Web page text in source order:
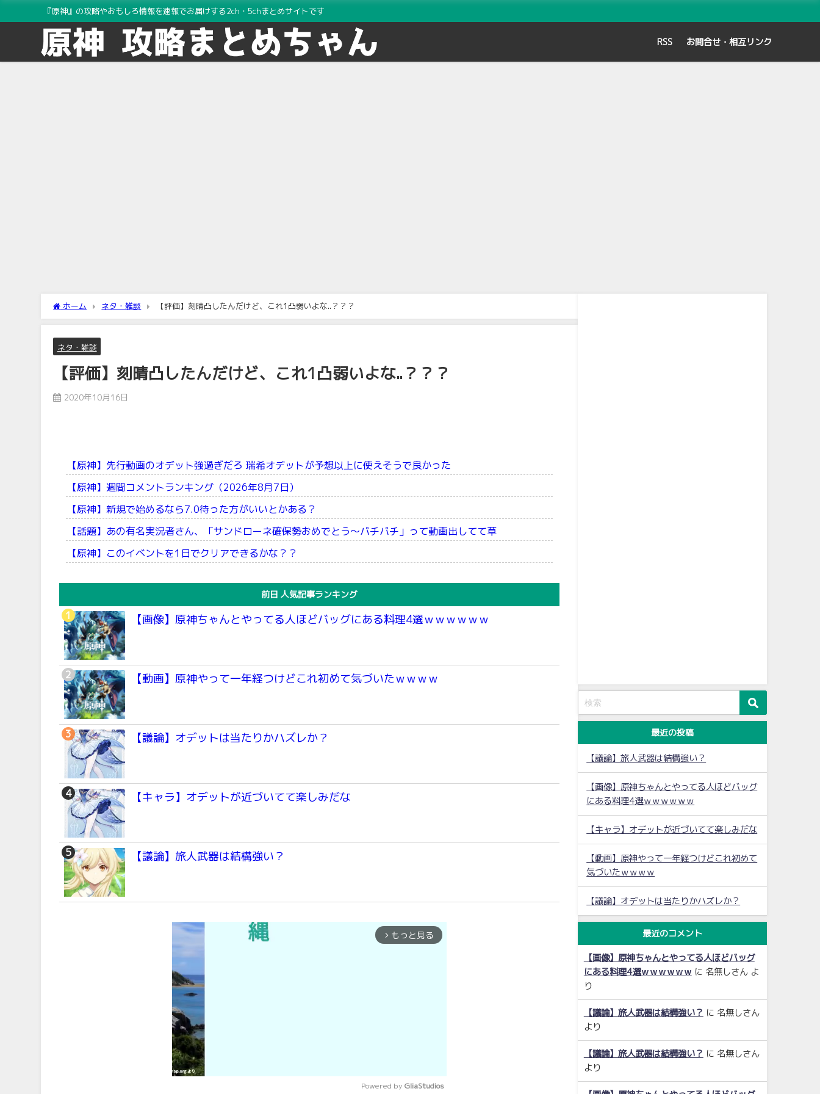
『原神』の攻略やおもしろ情報を速報でお届けする2ch・5chまとめサイトです
RSS お問合せ・相互リンク
ホーム ネタ・雑談 【評価】刻晴凸したんだけど、これ1凸弱いよな..？？？
ネタ・雑談
【評価】刻晴凸したんだけど、これ1凸弱いよな..？？？
2020年10月16日
【原神】先行動画のオデット強過ぎだろ 瑞希オデットが予想以上に使えそうで良かった
【原神】週間コメントランキング（2026年8月7日）
【原神】新規で始めるなら7.0待った方がいいとかある？
【話題】あの有名実況者さん、「サンドローネ確保勢おめでとう～パチパチ」って動画出してて草
【原神】このイベントを1日でクリアできるかな？？
前日 人気記事ランキング
【画像】原神ちゃんとやってる人ほどバッグにある料理4選ｗｗｗｗｗｗ
【動画】原神やって一年経つけどこれ初めて気づいたｗｗｗｗ
【議論】オデットは当たりかハズレか？
【キャラ】オデットが近づいてて楽しみだな
【議論】旅人武器は結構強い？
arrow_forward_ios もっと見る
Powered by GliaStudios
最近の投稿
【議論】旅人武器は結構強い？
【画像】原神ちゃんとやってる人ほどバッグ
にある料理4選ｗｗｗｗｗｗ
【キャラ】オデットが近づいてて楽しみだな
【動画】原神やって一年経つけどこれ初めて
気づいたｗｗｗｗ
【議論】オデットは当たりかハズレか？
最近のコメント
【画像】原神ちゃんとやってる人ほどバッグ
にある料理4選ｗｗｗｗｗｗ に 名無しさんよ
り
【議論】旅人武器は結構強い？ に 名無しさん
より
【議論】旅人武器は結構強い？ に 名無しさん
より